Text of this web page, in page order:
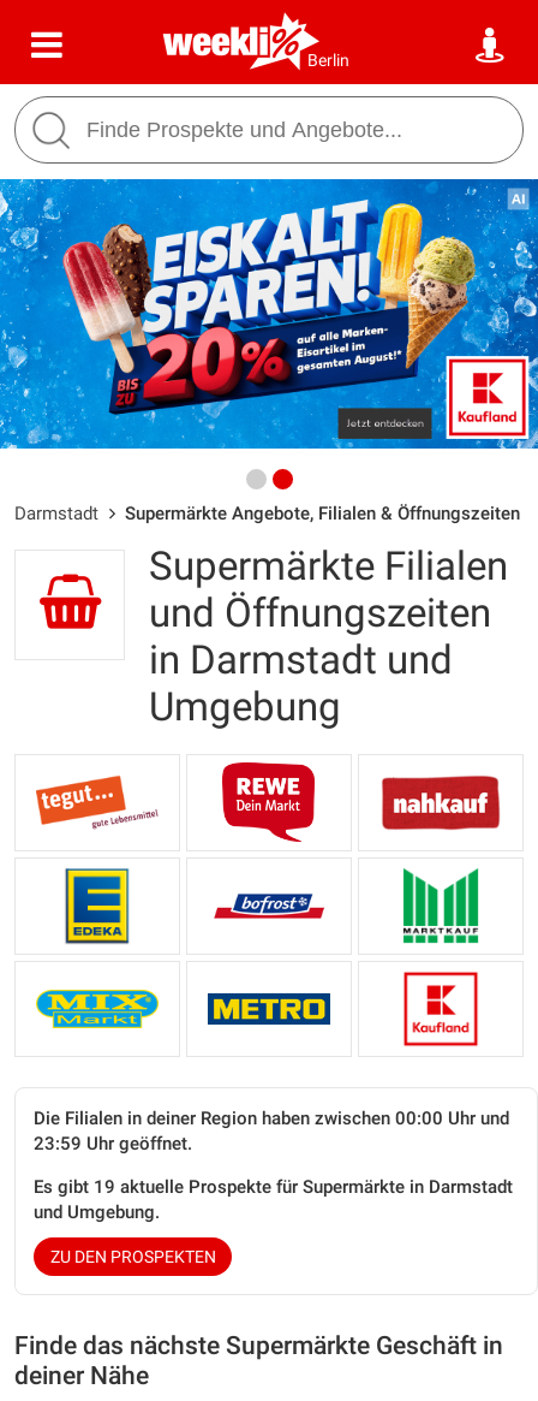
Berlin
Darmstadt Supermärkte Angebote, Filialen & Öffnungszeiten
Supermärkte Filialen
und Öffnungszeiten
in Darmstadt und
Umgebung
Die Filialen in deiner Region haben zwischen 00:00 Uhr und
23:59 Uhr geöffnet.
Es gibt 19 aktuelle Prospekte für Supermärkte in Darmstadt
und Umgebung.
ZU DEN PROSPEKTEN
Finde das nächste Supermärkte Geschäft in
deiner Nähe